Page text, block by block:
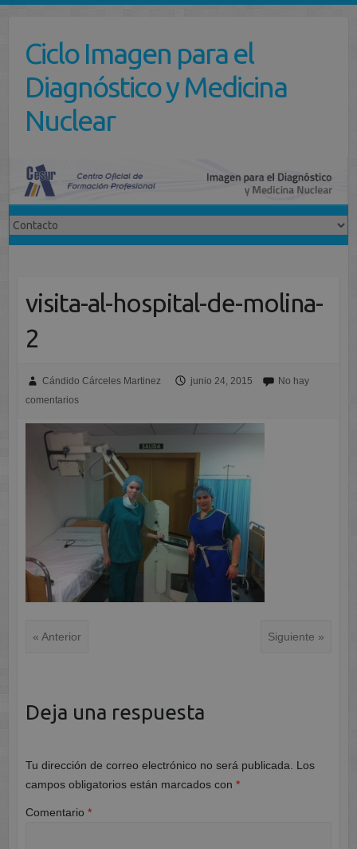
contenidoCiclo Imagen para el
Diagnóstico y Medicina
Nuclear
visita-al-hospital-de-molina-
2
Cándido Cárceles Martinez junio 24, 2015
No hay
comentarios
« Anterior Siguiente »
Deja una respuesta
Tu dirección de correo electrónico no será publicada.
Los
campos obligatorios están marcados con *
Comentario *